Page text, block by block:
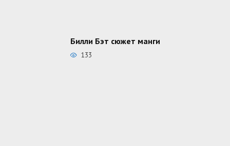
Билли Бэт сюжет манги
133